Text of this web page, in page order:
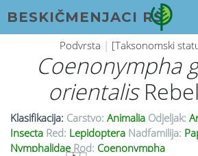
BESKIČMENJACI RS
Podvrsta | [Taksonomski
Coenonympha
orientalis
Klasifikacija: Carstvo: Animalia Odjeljak:
Insecta Red: Lepidoptera Nadfamilija:
Nymphalidae Rod: Coenonympha